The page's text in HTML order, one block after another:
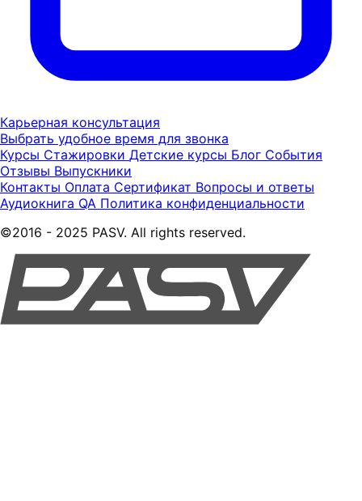
Карьерная консультация
Выбрать удобное время для звонка
Курсы Стажировки Детские курсы Блог События
Отзывы Выпускники
Контакты Оплата Сертификат Вопросы и ответы
Аудиокнига QA Политика конфиденциальности
©2016 - 2025 PASV. All rights reserved.